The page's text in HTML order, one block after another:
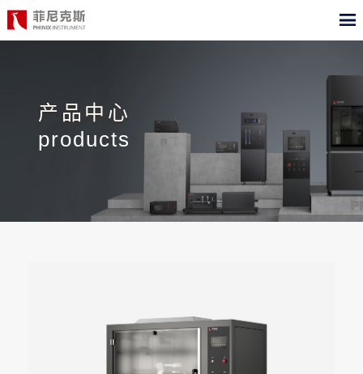
产品中心产品中心
products